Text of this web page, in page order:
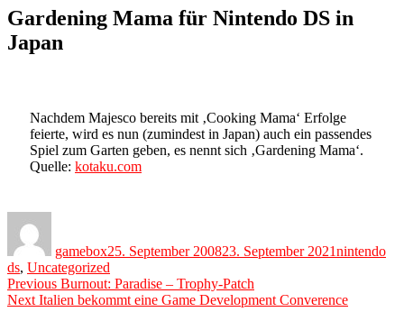
Gardening Mama für Nintendo DS in
Japan
Nachdem Majesco bereits mit ‚Cooking Mama‘ Erfolge
feierte, wird es nun (zumindest in Japan) auch ein passendes
Spiel zum Garten geben, es nennt sich ‚Gardening Mama‘.
Quelle: kotaku.com
gamebox25. September 200823. September 2021nintendo
ds, Uncategorized
Beitragsnavigation
Previous Previous
post:
Burnout: Paradise – Trophy-Patch
Next Next
Italien bekommt eine Game Development Converence